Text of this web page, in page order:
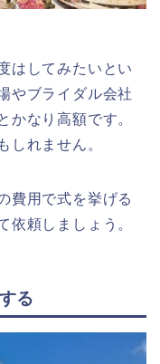
はしてみたいとい
やブライダル会社
かなり高額です。
しれません。
費用で式を挙げる
依頼しましょう。
る